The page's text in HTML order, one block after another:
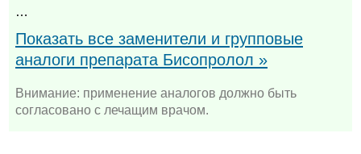
…
Показать все заменители и групповые
аналоги препарата Бисопролол »
Внимание: применение аналогов должно быть
согласовано с лечащим врачом.